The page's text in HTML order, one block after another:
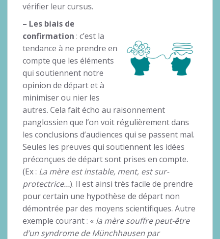
vérifier leur cursus.
– Les biais de
confirmation : c’est la
tendance à ne prendre en
compte que les éléments
qui soutiennent notre
opinion de départ et à
minimiser ou nier les
autres. Cela fait écho au raisonnement
panglossien que l’on voit régulièrement dans
les conclusions d’audiences qui se passent mal.
Seules les preuves qui soutiennent les idées
préconçues de départ sont prises en compte.
(Ex : La mère est instable, ment, est sur-
protectrice…). Il est ainsi très facile de prendre
pour certain une hypothèse de départ non
démontrée par des moyens scientifiques. Autre
exemple courant : « la mère souffre peut-être
d’un syndrome de Münchhausen par